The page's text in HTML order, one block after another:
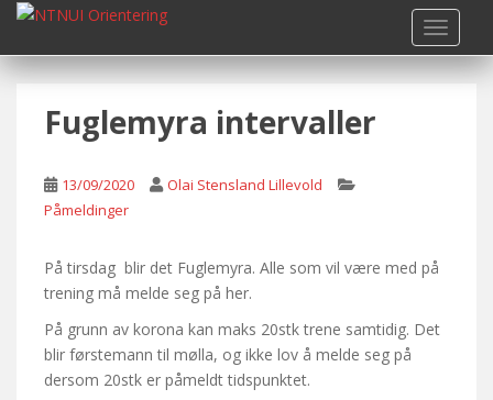
i
Fuglemyra intervaller
13/09/2020
Olai Stensland Lillevold
Påmeldinger
På tirsdag blir det Fuglemyra. Alle som vil være med på
trening må melde seg på her.
På grunn av korona kan maks 20stk trene samtidig. Det
blir førstemann til mølla, og ikke lov å melde seg på
dersom 20stk er påmeldt tidspunktet.